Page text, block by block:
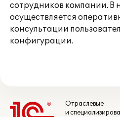
сотрудников компании. В
осуществляется
консультации
конфигурации.
Отраслевые
и